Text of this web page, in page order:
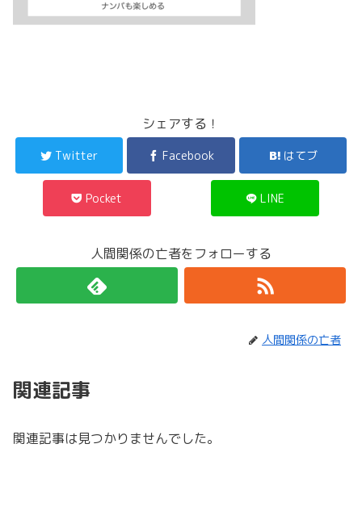
シェアする！
Twitter Facebook はてブ
Pocket LINE
人間関係の亡者をフォローする
人間関係の亡者
関連記事
関連記事は見つかりませんでした。